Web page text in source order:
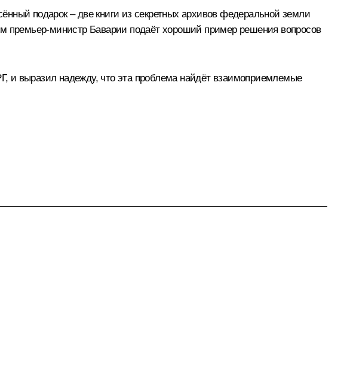
подарок – две книги из секретных архивов федеральной земли
премьер-министр Баварии подаёт хороший пример решения вопросов
и выразил надежду, что эта проблема найдёт взаимоприемлемые